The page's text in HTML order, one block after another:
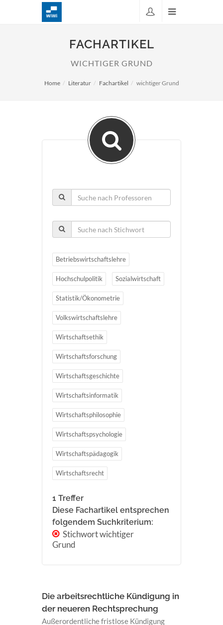
FACHARTIKEL
WICHTIGER GRUND
Home Literatur Fachartikel wichtiger Grund
Betriebswirtschaftslehre
Hochschulpolitik Sozialwirtschaft
Statistik/Ökonometrie
Volkswirtschaftslehre
Wirtschaftsethik
Wirtschaftsforschung
Wirtschaftsgeschichte
Wirtschaftsinformatik
Wirtschaftsphilosophie
Wirtschaftspsychologie
Wirtschaftspädagogik
Wirtschaftsrecht
1 Treffer
Diese Fachartikel entsprechen
folgendem Suchkriterium:
Stichwort wichtiger
Grund
Die arbeitsrechtliche Kündigung in
der neueren Rechtsprechung
Außerordentliche fristlose Kündigung